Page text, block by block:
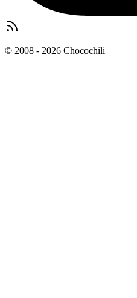
© 2008 - 2026 Chocochili